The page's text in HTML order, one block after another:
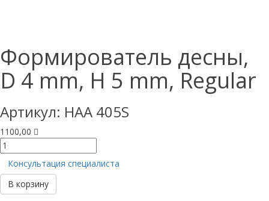
Формирователь десны,
D 4 mm, H 5 mm, Regular
Артикул: HAA 405S
1100,00
Количество
товара
Формирователь
десны,
D
Консультация специалиста
В корзину